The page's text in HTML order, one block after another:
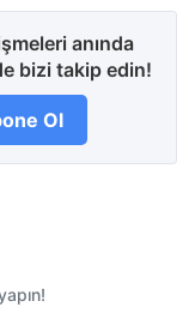
anında
bizi takip edin!
Ol